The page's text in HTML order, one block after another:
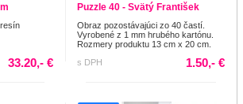
33.20,- €
Puzzle 40 - Svätý František
Obraz pozostávajúci zo 40 častí.
Vyrobené z 1 mm hrubého kartónu.
Rozmery produktu 13 cm x 20 cm.
s DPH
1.50,- €